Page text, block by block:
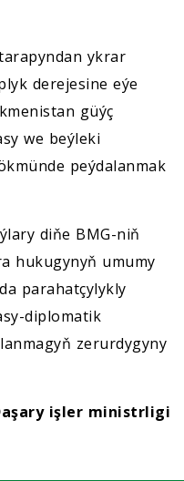
ykrar
derejesine eýe
güýç
we beýleki
peýdalanmak
diňe BMG-niň
hukugynyň umumy
parahatçylykly
diplomatik
zerurdygyny
işler ministrligi